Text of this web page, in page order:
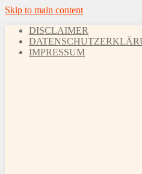
Skip to main content
DISCLAIMER
IMPRESSUM